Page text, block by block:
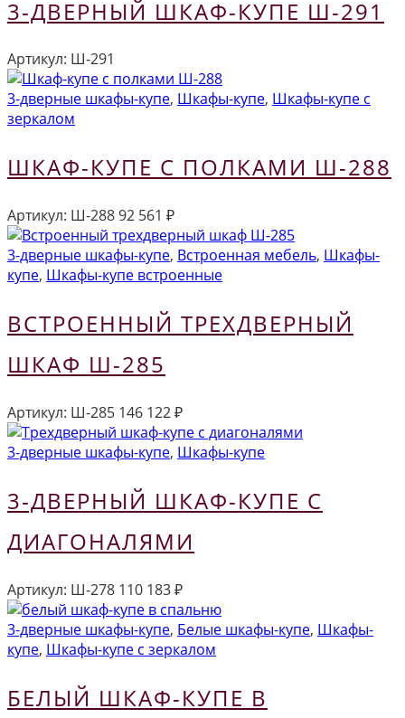
3-ДВЕРНЫЙ ШКАФ-КУПЕ Ш-291
Артикул: Ш-291
3-дверные шкафы-купе, Шкафы-купе, Шкафы-купе с
зеркалом
ШКАФ-КУПЕ С ПОЛКАМИ Ш-288
Артикул: Ш-28892 561 ₽
3-дверные шкафы-купе, Встроенная мебель, Шкафы-
купе, Шкафы-купе встроенные
ВСТРОЕННЫЙ ТРЕХДВЕРНЫЙ
ШКАФ Ш-285
Артикул: Ш-285 146 122₽
3-дверные шкафы-купе, Шкафы-купе
3-ДВЕРНЫЙ ШКАФ-КУПЕ С
ДИАГОНАЛЯМИ
Артикул: Ш-278 110 183₽
3-дверные шкафы-купе, Белые шкафы-купе, Шкафы-
купе, Шкафы-купе с зеркалом
БЕЛЫЙ ШКАФ-КУПЕ В